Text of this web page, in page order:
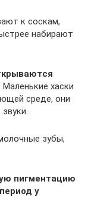
к соскам,
набирают
. Маленькие хаски
среде, они
зубы,
пигментацию
у